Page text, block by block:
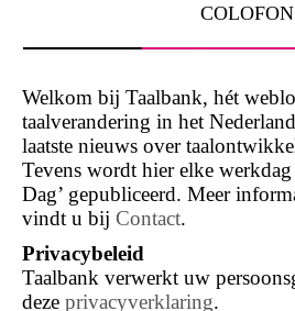
COLOFON
Welkom bij Taalbank, hét
taalverandering in het
laatste nieuws over
Tevens wordt hier elke
Dag’ gepubliceerd. Meer
vindt u bij Contact.
Privacybeleid
Taalbank verwerkt uw
deze privacyverklaring.